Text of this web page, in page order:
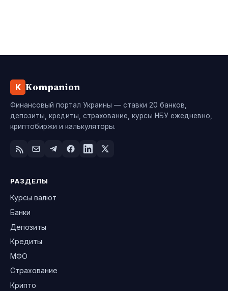
K Kompanion
Финансовый портал Украины — ставки 20 банков,
депозиты, кредиты, страхование, курсы НБУ ежедневно,
криптобиржи и калькуляторы.
РАЗДЕЛЫ
Курсы валют
Банки
Депозиты
Кредиты
МФО
Страхование
Крипто